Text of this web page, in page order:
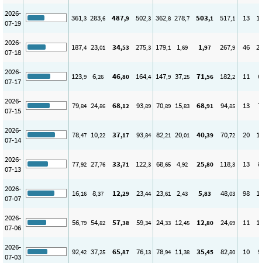
2026-
07-19
361,3 283,6 487,9 502,3 362,8 278,7 503,1 517,1 13
2026-
07-18
187,4 23,01 34,53 275,3 179,1 1,69 1,97 267,9 46
2026-
07-17
123,9 6,26 46,80 164,4 147,9 37,25 71,56 182,2 11 6
2026-
07-15
79,84 24,86 68,12 93,89 70,89 15,83 68,91 94,85 13 7
2026-
07-14
78,47 10,22 37,17 93,84 82,21 20,01 40,39 70,72 20
2026-
07-13
77,92 27,76 33,71 122,3 68,65 4,92 25,80 118,3 13 8
2026-
07-07
16,16 8,37 12,29 23,44 23,61 2,43 5,83 48,03 98
2026-
07-06
56,79 54,82 57,38 59,34 24,33 12,45 12,80 24,69 11
2026-
07-03
92,42 37,25 65,87 76,13 78,94 11,38 35,45 82,80 10 9